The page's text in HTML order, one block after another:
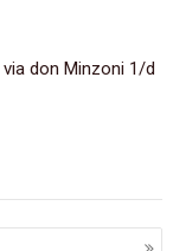
don Minzoni 1/d